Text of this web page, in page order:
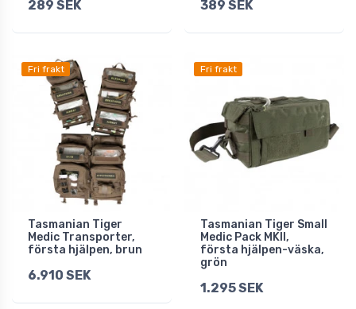
289 SEK 389 SEK
Fri frakt
Tasmanian Tiger
Medic Transporter,
första hjälpen, brun
6.910 SEK
Fri frakt
Tasmanian Tiger Small
Medic Pack MKII,
första hjälpen-väska,
grön
1.295 SEK